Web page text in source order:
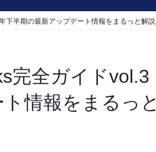
下半期の最新アップデート情報をまるっと解説
完全ガイドvol.3
情報をまるっと